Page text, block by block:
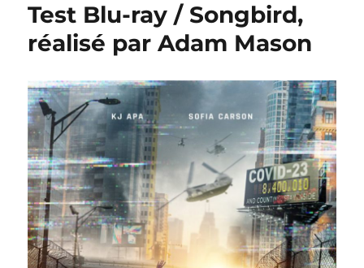
Test Blu-ray / Songbird,
réalisé par Adam Mason